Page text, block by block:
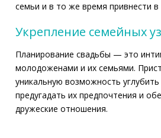
семьи и в то же время привнести
Укрепление семейных
Планирование свадьбы — это
молодоженами и их семьями.
уникальную возможность
предугадать их предпочтения и
дружеские отношения.